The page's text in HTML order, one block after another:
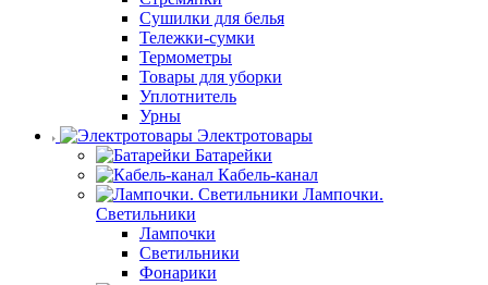
Сушилки для белья
Тележки-сумки
Термометры
Товары для уборки
Уплотнитель
Урны
Электротовары
Батарейки
Кабель-канал
Лампочки.
Светильники
Лампочки
Светильники
Фонарики